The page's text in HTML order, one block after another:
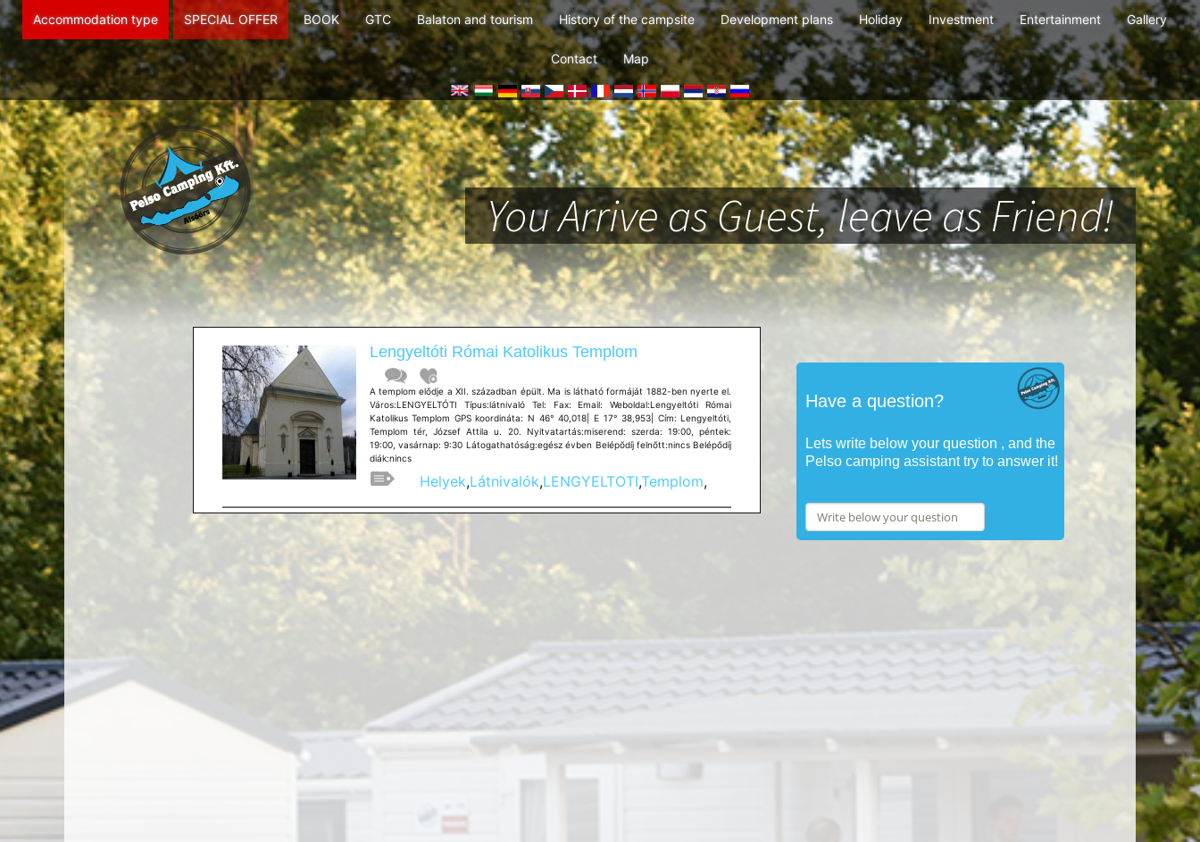
Accommodation type SPECIAL OFFER BOOK GTC Balaton and tourism History of the campsite Development plans Holiday Investment Entertainment Gallery
Contact Map
You Arrive as Guest, leave as Friend!
Lengyeltóti Római Katolikus Templom
A templom elődje a XII. században épült. Ma is látható formáját 1882-ben nyerte el.
Város:LENGYELTÓTI Típus:látnivaló Tel: Fax: Email: Weboldal:Lengyeltóti Római
Katolikus Templom GPS koordináta: N 46° 40,018| E 17° 38,953| Cím: Lengyeltóti,
Templom tér, József Attila u. 20. Nyitvatartás:miserend: szerda: 19:00, péntek:
19:00, vasárnap: 9:30 Látogathatóság:egész évben Belépődíj felnőtt:nincs Belépődíj
diák:nincs
Helyek,Látnivalók,LENGYELTOTI,Templom,
Have a question?
Lets write below your question , and the
Pelso camping assistant try to answer it!